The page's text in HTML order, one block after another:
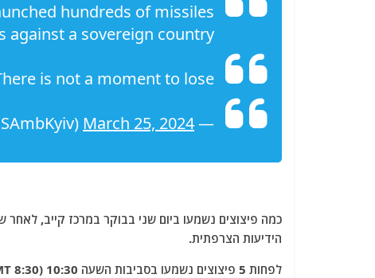
hundreds of missiles
against a sovereign country.
is not a moment to lose.
— Ambassador Bridget A. Brink (@USAmbKyiv)
March 25, 2024
כמה פיצוצים נשמעו ביום שני בבוקר במרכז קייב, לאחר
הידיעות הצרפתית.